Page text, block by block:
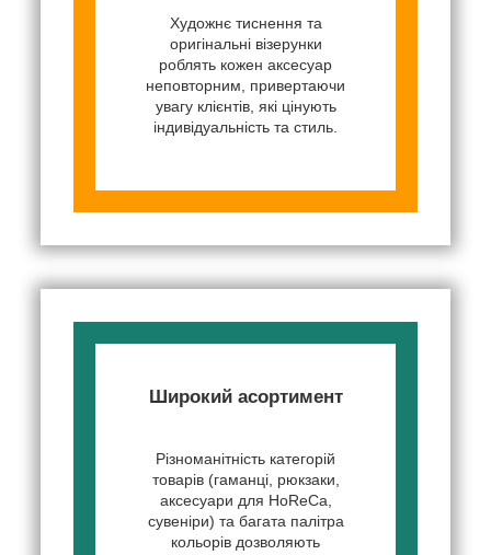
Художнє тиснення та
оригінальні візерунки
роблять кожен аксесуар
неповторним, привертаючи
увагу клієнтів, які цінують
індивідуальність та стиль.
Широкий асортимент
Різноманітність категорій
товарів (гаманці, рюкзаки,
аксесуари для HoReCa,
сувеніри) та багата палітра
кольорів дозволяють